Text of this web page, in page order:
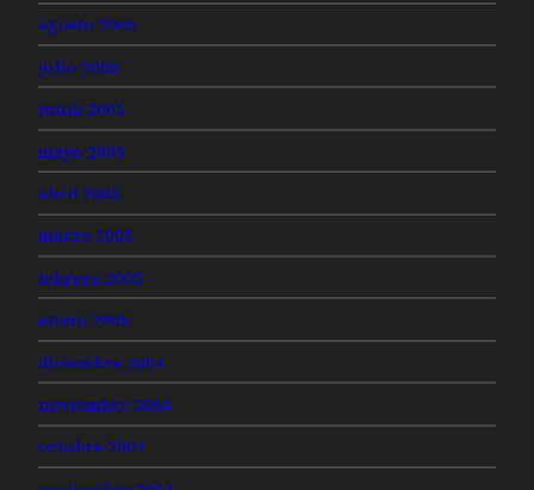
agosto 2005
julio 2005
junio 2005
mayo 2005
abril 2005
marzo 2005
febrero 2005
enero 2005
diciembre 2004
noviembre 2004
octubre 2004